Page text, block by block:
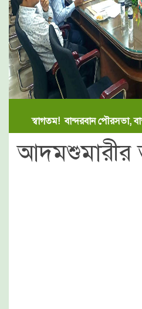
স্বাগতম! বান্দরবান পৌরসভা,
আদমশুমারীর